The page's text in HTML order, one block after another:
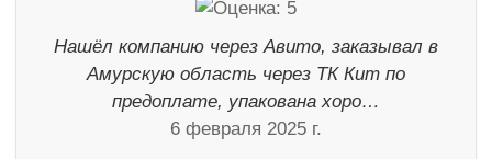
Нашёл компанию через Авито, заказывал в
Амурскую область через ТК Кит по
предоплате, упакована хоро…
6 февраля 2025 г.